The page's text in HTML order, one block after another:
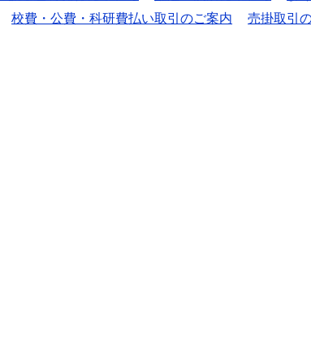
校費・公費・科研費払い取引のご案内 売掛取引